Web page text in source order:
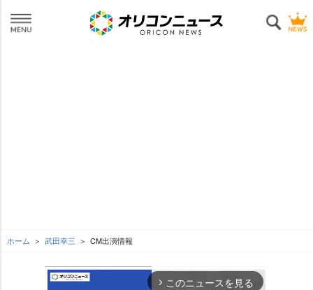
ホーム 武田幸三 CM出演情報
arrow_forward_ios このニュースを見る